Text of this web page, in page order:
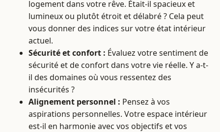
logement dans votre rêve. Était-il spacieux et
lumineux ou plutôt étroit et délabré ? Cela peut
vous donner des indices sur votre état intérieur
actuel.
Sécurité et confort : Évaluez votre sentiment de
sécurité et de confort dans votre vie réelle. Y a-t-
il des domaines où vous ressentez des
insécurités ?
Alignement personnel : Pensez à vos
aspirations personnelles. Votre espace intérieur
est-il en harmonie avec vos objectifs et vos